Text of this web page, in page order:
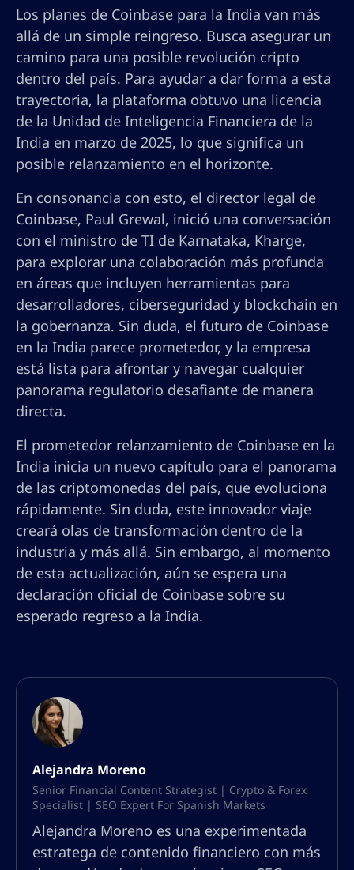
Los planes de Coinbase para la India van más
allá de un simple reingreso. Busca asegurar un
camino para una posible revolución cripto
dentro del país. Para ayudar a dar forma a esta
trayectoria, la plataforma obtuvo una licencia
de la Unidad de Inteligencia Financiera de la
India en marzo de 2025, lo que significa un
posible relanzamiento en el horizonte.
En consonancia con esto, el director legal de
Coinbase, Paul Grewal, inició una conversación
con el ministro de TI de Karnataka, Kharge,
para explorar una colaboración más profunda
en áreas que incluyen herramientas para
desarrolladores, ciberseguridad y blockchain en
la gobernanza. Sin duda, el futuro de Coinbase
en la India parece prometedor, y la empresa
está lista para afrontar y navegar cualquier
panorama regulatorio desafiante de manera
directa.
El prometedor relanzamiento de Coinbase en la
India inicia un nuevo capítulo para el panorama
de las criptomonedas del país, que evoluciona
rápidamente. Sin duda, este innovador viaje
creará olas de transformación dentro de la
industria y más allá. Sin embargo, al momento
de esta actualización, aún se espera una
declaración oficial de Coinbase sobre su
esperado regreso a la India.
Alejandra Moreno
Senior Financial Content Strategist | Crypto & Forex
Specialist | SEO Expert For Spanish Markets
Alejandra Moreno es una experimentada
estratega de contenido financiero con más